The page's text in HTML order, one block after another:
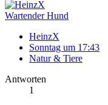
Wartender Hund
HeinzX
Sonntag um 17:43
Natur & Tiere
Antworten
1